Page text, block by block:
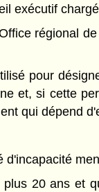
exécutif
régional
pour
et, si cette
qui dépend
d'incapacité
20 ans et